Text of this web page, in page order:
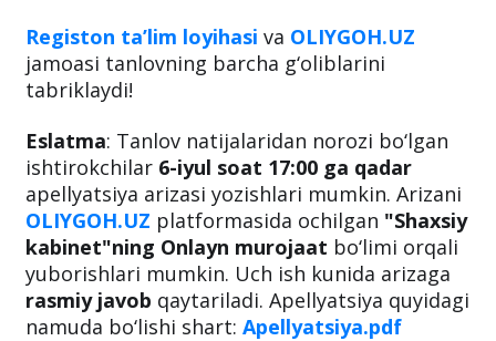
Registon ta’lim loyihasi va OLIYGOH.UZ
jamoasi tanlovning barcha g‘oliblarini
tabriklaydi!
Eslatma: Tanlov natijalaridan norozi bo‘lgan
ishtirokchilar 6-iyul soat 17:00 ga qadar
apellyatsiya arizasi yozishlari mumkin. Arizani
OLIYGOH.UZ platformasida ochilgan "Shaxsiy
kabinet"ning Onlayn murojaat bo‘limi orqali
yuborishlari mumkin. Uch ish kunida arizaga
rasmiy javob qaytariladi. Apellyatsiya quyidagi
namuda bo‘lishi shart: Apellyatsiya.pdf